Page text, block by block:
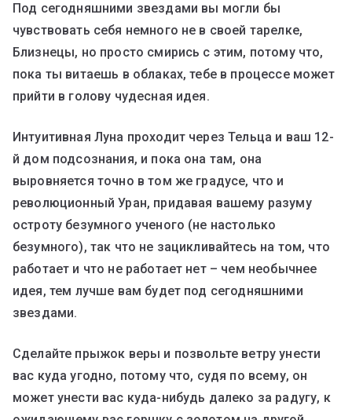
Под сегодняшними звездами вы могли бы
чувствовать себя немного не в своей тарелке,
Близнецы, но просто смирись с этим, потому что,
пока ты витаешь в облаках, тебе в процессе может
прийти в голову чудесная идея.
Интуитивная Луна проходит через Тельца и ваш 12-
й дом подсознания, и пока она там, она
выровняется точно в том же градусе, что и
революционный Уран, придавая вашему разуму
остроту безумного ученого (не настолько
безумного), так что не зацикливайтесь на том, что
работает и что не работает нет – чем необычнее
идея, тем лучше вам будет под сегодняшними
звездами.
Сделайте прыжок веры и позвольте ветру унести
вас куда угодно, потому что, судя по всему, он
может унести вас куда-нибудь далеко за радугу, к